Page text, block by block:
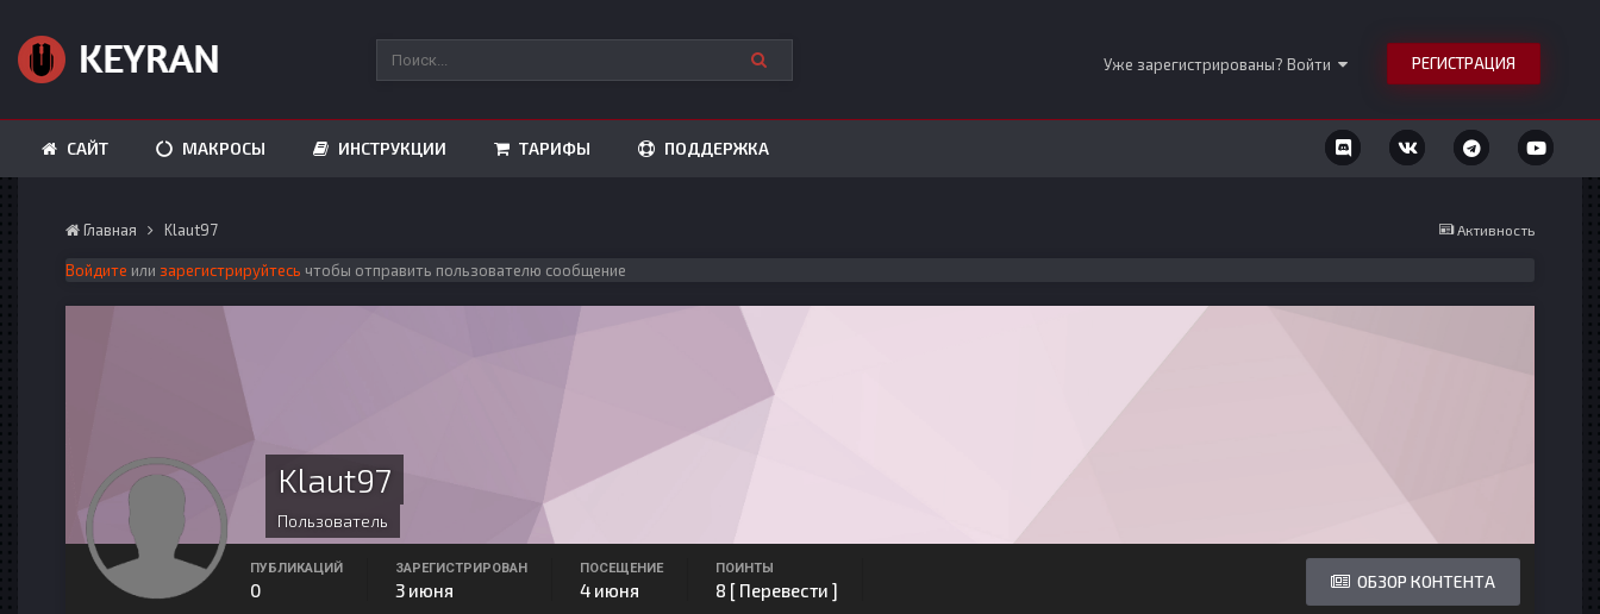
Уже зарегистрированы? Войти РЕГИСТРАЦИЯ
САЙТ МАКРОСЫ ИНСТРУКЦИИ ТАРИФЫ ПОДДЕРЖКА
Активность
Главная Klaut97
Войдите или зарегистрируйтесь чтобы отправить пользователю сообщение
Klaut97
Пользователь
ОБЗОР КОНТЕНТА
ПУБЛИКАЦИЙ
0
ЗАРЕГИСТРИРОВАН
3 июня
ПОСЕЩЕНИЕ
4 июня
ПОИНТЫ
8 [ Перевести ]